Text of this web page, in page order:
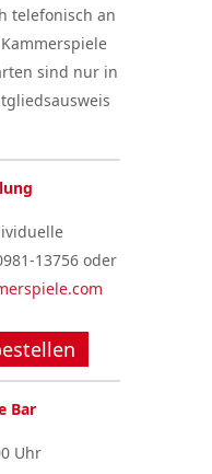
telefonisch an
sind nur in
13756 oder
Bar
Uhr